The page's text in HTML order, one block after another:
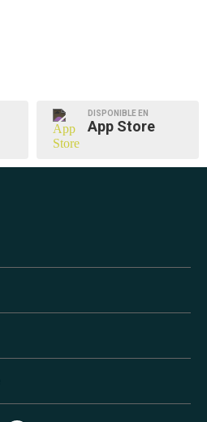
DISPONIBLE EN
App Store